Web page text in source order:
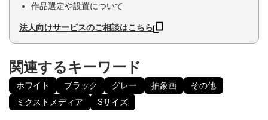
作品選定や設置について
法人向けサービスのご相談はこちら
関連するキーワード
ホワイト ブラック グレー 抽象画
その他
ミクストメディア
Sサイズ